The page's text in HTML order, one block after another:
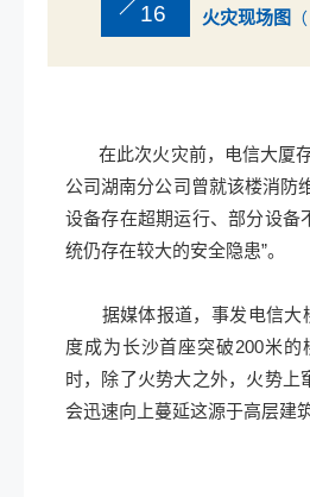
16 火灾现场图
在此次火灾前，电信大厦存
公司湖南分公司曾就该楼消防
设备存在超期运行、部分设备
统仍存在较大的安全隐患”。
据媒体报道，事发电信大
度成为长沙首座突破200米
时，除了火势大之外，火势上
会迅速向上蔓延这源于高层建